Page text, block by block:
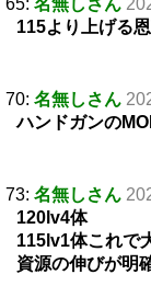
65: 名無しさん
115より上げる
70: 名無しさん
ハンドガンの
73: 名無しさん
120lv4体
115lv1体これで
資源の伸びが明